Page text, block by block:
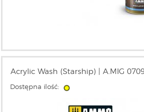
Acrylic Wash (Starship) | A.MIG
Dostępna ilość: